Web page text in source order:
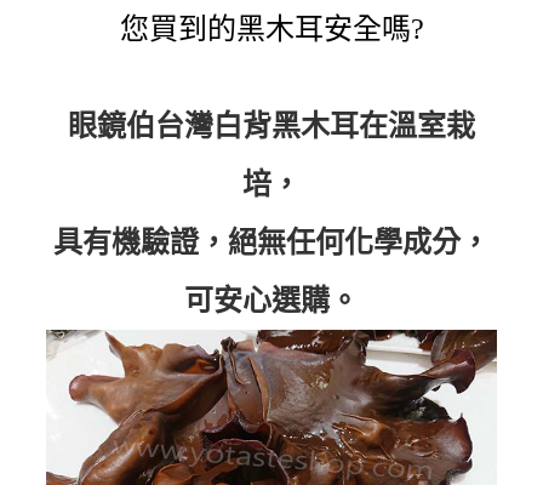
您買到的黑木耳安全嗎?
眼鏡伯台灣白背黑木耳在溫室栽
培，
具有機驗證，絕無任何化學成分，
可安心選購。